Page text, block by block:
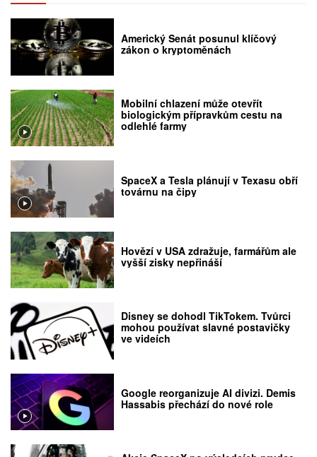
Americký Senát posunul klíčový
zákon o kryptoměnách
Mobilní chlazení může otevřít
biologickým přípravkům cestu na
odlehlé farmy
SpaceX a Tesla plánují v Texasu obří
továrnu na čipy
Hovězí v USA zdražuje, farmářům ale
vyšší zisky nepřináší
Disney se dohodl TikTokem. Tvůrci
mohou používat slavné postavičky
ve videích
Google reorganizuje AI divizi. Demis
Hassabis přechází do nové role